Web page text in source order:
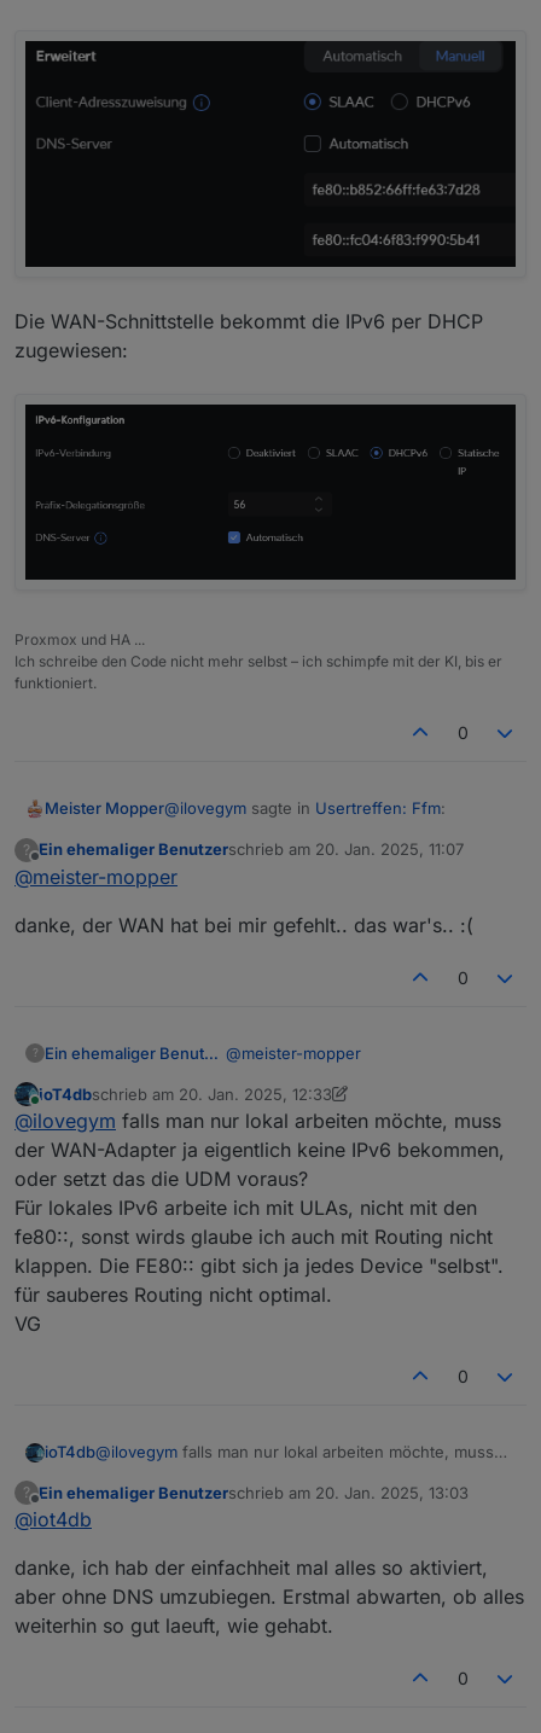
Die WAN-Schnittstelle bekommt die IPv6 per DHCP
zugewiesen:
Proxmox und HA ...
Ich schreibe den Code nicht mehr selbst – ich schimpfe mit der KI, bis er
funktioniert.
0
Meister Mopper@ilovegym sagte in Usertreffen: Ffm:
Hi, wo hast du auf der UDM Pro IPv6
aktiviert, bei den Netzwerken oder gibts
Bei den Netzwerken:
Im internen Netzwerk habe ich sogar die
internen IPv6 meiner beiden Pihole
angegeben.
Die WAN-Schnittstelle bekommt die IPv6 per
?
Offline
Ein ehemaliger Benutzerschrieb am 20. Jan. 2025, 11:07
zuletzt editiert von
@meister-mopper
danke, der WAN hat bei mir gefehlt.. das war's.. :(
0
? Ein ehemaliger Benutzer @meister-mopper
danke, der WAN hat bei mir gefehlt..
das war's.. :(
Online
ioT4dbschrieb am 20. Jan. 2025, 12:33
zuletzt editiert von ioT4db
@ilovegym falls man nur lokal arbeiten möchte, muss
der WAN-Adapter ja eigentlich keine IPv6 bekommen,
oder setzt das die UDM voraus?
Für lokales IPv6 arbeite ich mit ULAs, nicht mit den
fe80::, sonst wirds glaube ich auch mit Routing nicht
klappen. Die FE80:: gibt sich ja jedes Device "selbst".
für sauberes Routing nicht optimal.
VG
0
ioT4db@ilovegym falls man nur lokal arbeiten möchte, muss
oder setzt das die UDM voraus?
klappen. Die FE80:: gibt sich ja jedes Device "selbst".
für sauberes Routing nicht optimal.
?
Offline
Ein ehemaliger Benutzerschrieb am 20. Jan. 2025, 13:03
zuletzt editiert von
@iot4db
danke, ich hab der einfachheit mal alles so aktiviert,
aber ohne DNS umzubiegen. Erstmal abwarten, ob alles
weiterhin so gut laeuft, wie gehabt.
0